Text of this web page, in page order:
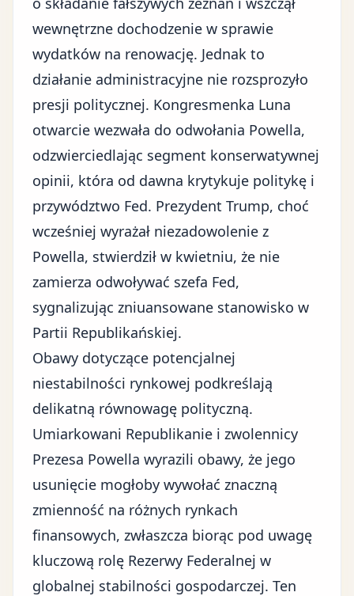
wewnętrzne dochodzenie w sprawie
wydatków na renowację. Jednak to
działanie administracyjne nie rozsprozyło
presji politycznej. Kongresmenka Luna
otwarcie wezwała do odwołania Powella,
odzwierciedlając segment konserwatywnej
opinii, która od dawna krytykuje politykę i
przywództwo Fed. Prezydent Trump, choć
wcześniej wyrażał niezadowolenie z
Powella, stwierdził w kwietniu, że nie
zamierza odwoływać szefa Fed,
sygnalizując zniuansowane stanowisko w
Partii Republikańskiej.
Obawy dotyczące potencjalnej
niestabilności rynkowej podkreślają
delikatną równowagę polityczną.
Umiarkowani Republikanie i zwolennicy
Prezesa Powella wyrazili obawy, że jego
usunięcie mogłoby wywołać znaczną
zmienność na różnych rynkach
finansowych, zwłaszcza biorąc pod uwagę
kluczową rolę Rezerwy Federalnej w
globalnej stabilności gospodarczej. Ten